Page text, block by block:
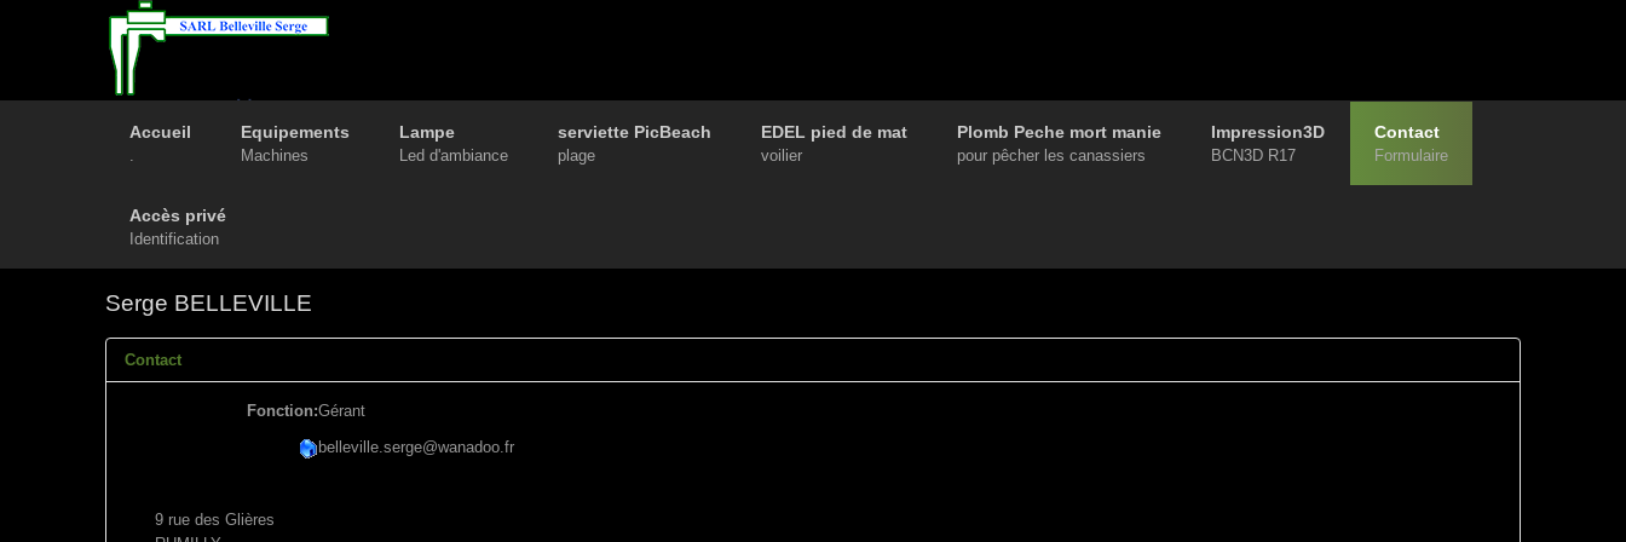
Accueil
.
Equipements
Machines
Lampe
Led d'ambiance
serviette PicBeach
plage
EDEL pied de mat
voilier
Plomb Peche mort manie
pour pêcher les canassiers
Impression3D
BCN3D R17
Contact
Formulaire
Accès privé
Identification
Serge BELLEVILLE
Contact
Fonction:Gérant
belleville.serge@wanadoo.fr
9 rue des Glières